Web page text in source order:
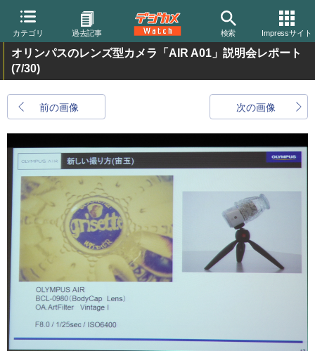
カテゴリ 過去記事 検索 Impressサイト
オリンパスのレンズ型カメラ「AIR A01」説明会レポート
(7/30)
前の画像 次の画像